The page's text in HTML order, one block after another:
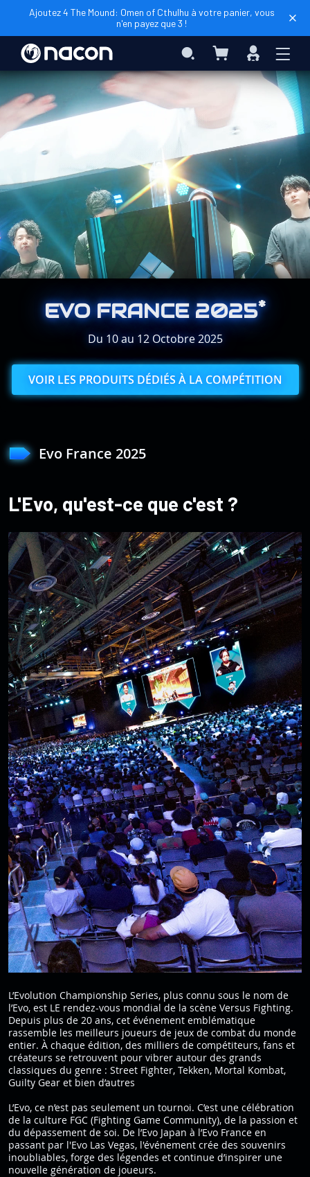
Ajoutez 4 The Mound: Omen of Cthulhu à votre panier, vous
n'en payez que 3 !
RechercherMon panierConnexion
EVO FRANCE 2025*
Du 10 au 12 Octobre 2025
VOIR LES PRODUITS DÉDIÉS À LA COMPÉTITION
Evo France 2025
L'Evo, qu'est-ce que c'est ?
L’Evolution Championship Series, plus connu sous le nom de
l’Evo, est LE rendez-vous mondial de la scène Versus Fighting.
Depuis plus de 20 ans, cet événement emblématique
rassemble les meilleurs joueurs de jeux de combat du monde
entier. À chaque édition, des milliers de compétiteurs, fans et
créateurs se retrouvent pour vibrer autour des grands
classiques du genre : Street Fighter, Tekken, Mortal Kombat,
Guilty Gear et bien d’autres
L’Evo, ce n’est pas seulement un tournoi. C’est une célébration
de la culture FGC (Fighting Game Community), de la passion et
du dépassement de soi. De l’Evo Japan à l’Evo France en
passant par l'Evo Las Vegas, l'événement crée des souvenirs
inoubliables, forge des légendes et continue d’inspirer une
nouvelle génération de joueurs.